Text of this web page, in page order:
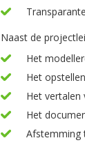
Naast de
Het
Het
Het vertalen
Het
Afstemming